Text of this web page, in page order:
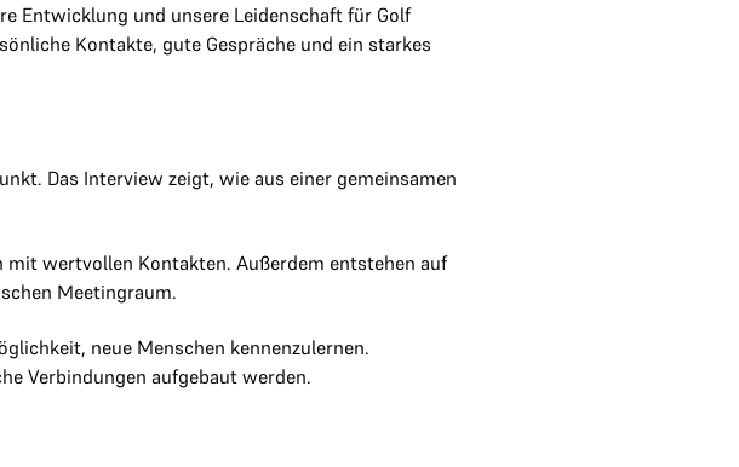
Entwicklung und unsere Leidenschaft für Golf
Kontakte, gute Gespräche und ein starkes
Das Interview zeigt, wie aus einer gemeinsamen
mit wertvollen Kontakten. Außerdem entstehen auf
Meetingraum.
neue Menschen kennenzulernen.
Verbindungen aufgebaut werden.